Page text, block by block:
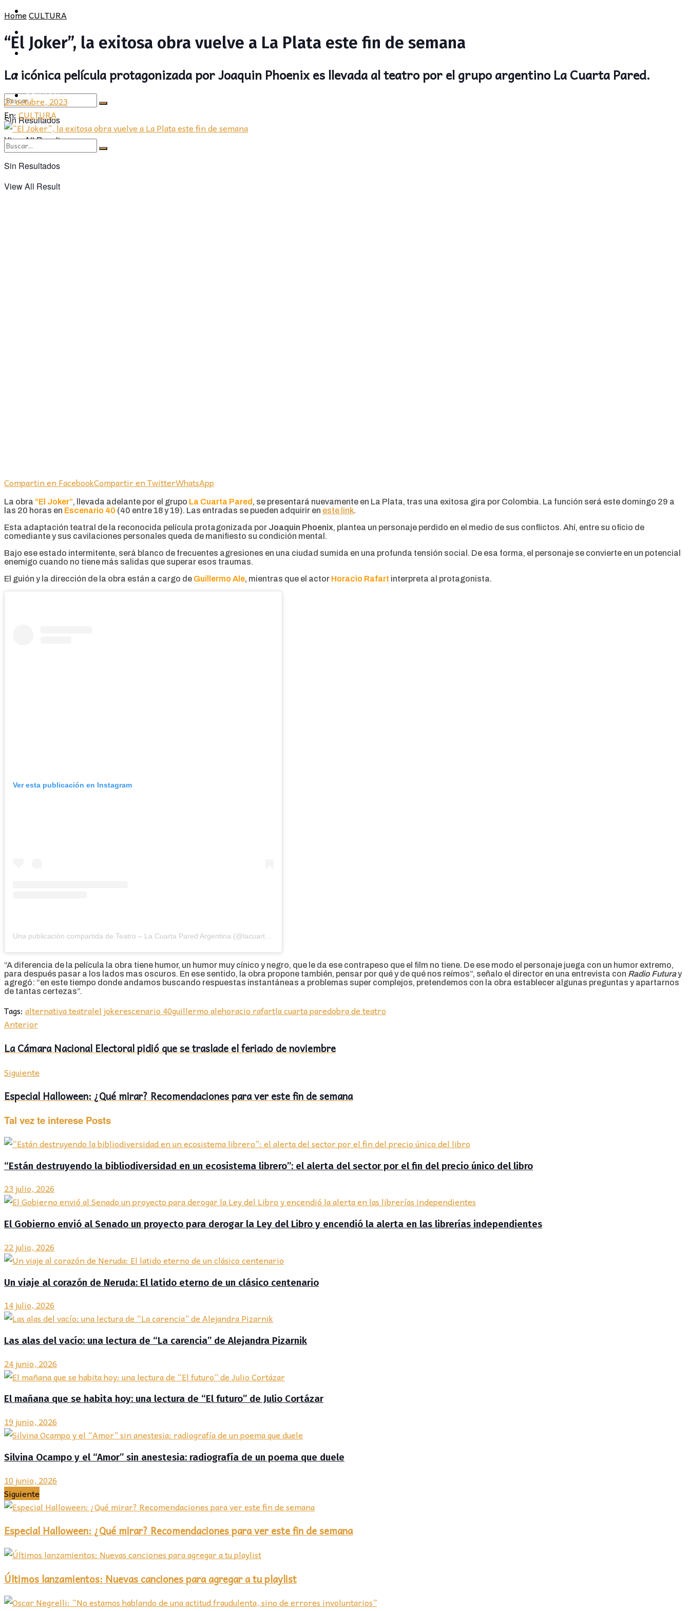
CULTURA
OPINIÓN
Sin Resultados
View All Result
PROVINCIA
SOCIEDAD
CULTURA
OPINIÓN
Sin Resultados
View All Result
HomeCULTURA
“El Joker”, la exitosa obra vuelve a La Plata este fin de semana
La icónica película protagonizada por Joaquin Phoenix es llevada al teatro por el grupo argentino La Cuarta Pared.
27 octubre, 2023
En: CULTURA
Compartin en FacebookCompartir en TwitterWhatsApp
La obra “El Joker”, llevada adelante por el grupo La Cuarta Pared , se presentará nuevamente en La Plata, tras una exitosa gira por Colombia. La función será este domingo 29 a
las 20 horas en Escenario 40 (40 entre 18 y 19). Las entradas se pueden adquirir en este link.
Esta adaptación teatral de la reconocida película protagonizada por Joaquin Phoenix, plantea un personaje perdido en el medio de sus conflictos. Ahí, entre su oficio de
comediante y sus cavilaciones personales queda de manifiesto su condición mental.
Bajo ese estado intermitente, será blanco de frecuentes agresiones en una ciudad sumida en una profunda tensión social. De esa forma, el personaje se convierte en un potencial
enemigo cuando no tiene más salidas que superar esos traumas.
El guión y la dirección de la obra están a cargo de Guillermo Ale, mientras que el actor Horacio Rafart interpreta al protagonista.
Ver esta publicación en Instagram
Una publicación compartida de Teatro – La Cuarta Pared Argentina (@lacuartaparedargentina)
“A diferencia de la película la obra tiene humor, un humor muy cínico y negro, que le da ese contrapeso que el film no tiene. De ese modo el personaje juega con un humor extremo,
para después pasar a los lados mas oscuros. En ese sentido, la obra propone también, pensar por qué y de qué nos reímos”, señalo el director en una entrevista con Radio Futuray
agregó: “en este tiempo donde andamos buscando respuestas instantáneas a problemas super complejos, pretendemos con la obra establecer algunas preguntas y apartarnos
de tantas certezas”.
Tags: alternativa teatralel jokerescenario 40guillermo alehoracio rafartla cuarta paredobra de teatro
Anterior
La Cámara Nacional Electoral pidió que se traslade el feriado de noviembre
Siguiente
Especial Halloween: ¿Qué mirar? Recomendaciones para ver este fin de semana
Tal vez te interese Posts
“Están destruyendo la bibliodiversidad en un ecosistema librero”: el alerta del sector por el fin del precio único del libro
23 julio, 2026
El Gobierno envió al Senado un proyecto para derogar la Ley del Libro y encendió la alerta en las librerías independientes
22 julio, 2026
Un viaje al corazón de Neruda: El latido eterno de un clásico centenario
14 julio, 2026
Las alas del vacío: una lectura de “La carencia” de Alejandra Pizarnik
24 junio, 2026
El mañana que se habita hoy: una lectura de “El futuro” de Julio Cortázar
19 junio, 2026
Silvina Ocampo y el “Amor” sin anestesia: radiografía de un poema que duele
10 junio, 2026
Siguiente
Especial Halloween: ¿Qué mirar? Recomendaciones para ver este fin de semana
Últimos lanzamientos: Nuevas canciones para agregar a tu playlist